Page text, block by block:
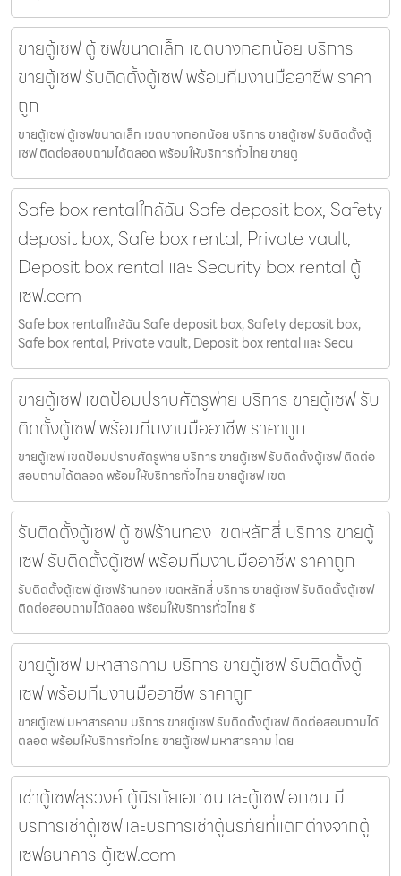
ขายตู้เซฟ ตู้เซฟขนาดเล็ก เขตบางกอกน้อย บริการ
ขายตู้เซฟ รับติดตั้งตู้เซฟ พร้อมทีมงานมืออาชีพ ราคา
ถูก
ขายตู้เซฟ ตู้เซฟขนาดเล็ก เขตบางกอกน้อย บริการ ขายตู้เซฟ รับติดตั้งตู้
เซฟ ติดต่อสอบถามได้ตลอด พร้อมให้บริการทั่วไทย ขายตู
Safe box rentalใกล้ฉัน Safe deposit box, Safety
deposit box, Safe box rental, Private vault,
Deposit box rental และ Security box rental ตู้
เซฟ.com
Safe box rentalใกล้ฉัน Safe deposit box, Safety deposit box,
Safe box rental, Private vault, Deposit box rental และ Secu
ขายตู้เซฟ เขตป้อมปราบศัตรูพ่าย บริการ ขายตู้เซฟ รับ
ติดตั้งตู้เซฟ พร้อมทีมงานมืออาชีพ ราคาถูก
ขายตู้เซฟ เขตป้อมปราบศัตรูพ่าย บริการ ขายตู้เซฟ รับติดตั้งตู้เซฟ ติดต่อ
สอบถามได้ตลอด พร้อมให้บริการทั่วไทย ขายตู้เซฟ เขต
รับติดตั้งตู้เซฟ ตู้เซฟร้านทอง เขตหลักสี่ บริการ ขายตู้
เซฟ รับติดตั้งตู้เซฟ พร้อมทีมงานมืออาชีพ ราคาถูก
รับติดตั้งตู้เซฟ ตู้เซฟร้านทอง เขตหลักสี่ บริการ ขายตู้เซฟ รับติดตั้งตู้เซฟ
ติดต่อสอบถามได้ตลอด พร้อมให้บริการทั่วไทย รั
ขายตู้เซฟ มหาสารคาม บริการ ขายตู้เซฟ รับติดตั้งตู้
เซฟ พร้อมทีมงานมืออาชีพ ราคาถูก
ขายตู้เซฟ มหาสารคาม บริการ ขายตู้เซฟ รับติดตั้งตู้เซฟ ติดต่อสอบถามได้
ตลอด พร้อมให้บริการทั่วไทย ขายตู้เซฟ มหาสารคาม โดย
เช่าตู้เซฟสุรวงศ์ ตู้นิรภัยเอกชนและตู้เซฟเอกชน มี
บริการเช่าตู้เซฟและบริการเช่าตู้นิรภัยที่แตกต่างจากตู้
เซฟธนาคาร ตู้เซฟ.com